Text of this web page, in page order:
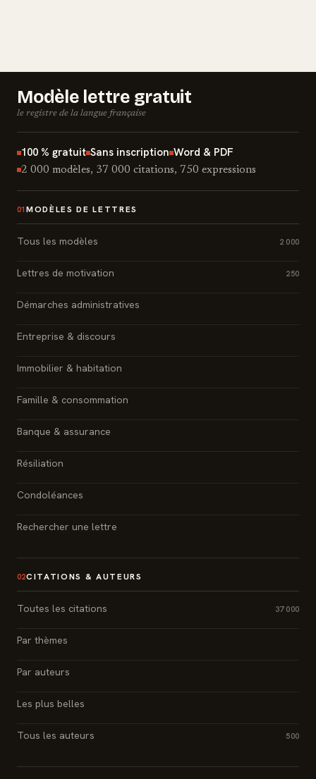
Modèle lettre gratuit
le registre de la langue française
100 % gratuit Sans inscription Word & PDF
2 000 modèles, 37 000 citations, 750 expressions
01 MODÈLES DE LETTRES
Tous les modèles 2 000
Lettres de motivation 250
Démarches administratives
Entreprise & discours
Immobilier & habitation
Famille & consommation
Banque & assurance
Résiliation
Condoléances
Rechercher une lettre
02CITATIONS & AUTEURS
Toutes les citations 37 000
Par thèmes
Par auteurs
Les plus belles
Tous les auteurs 500